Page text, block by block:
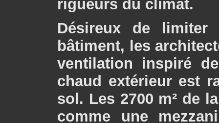
rigueurs du climat.
Désireux de limiter
bâtiment, les
ventilation inspiré
chaud extérieur est
sol. Les 2700 m² de
comme une